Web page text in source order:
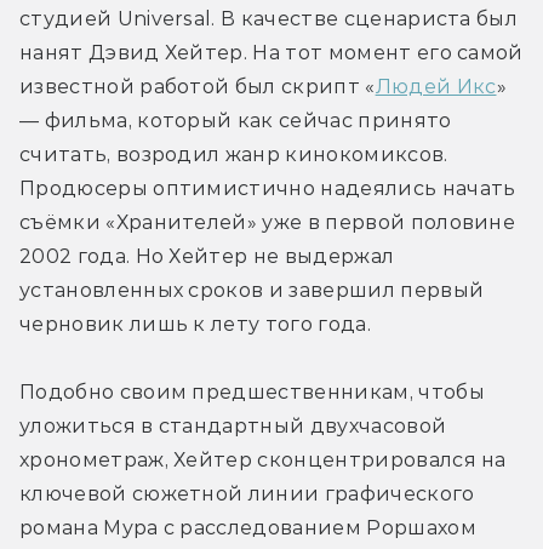
студией Universal. В качестве сценариста был
нанят Дэвид Хейтер. На тот момент его самой
известной работой был скрипт «Людей Икс»
— фильма, который как сейчас принято
считать, возродил жанр кинокомиксов.
Продюсеры оптимистично надеялись начать
съёмки «Хранителей» уже в первой половине
2002 года. Но Хейтер не выдержал
установленных сроков и завершил первый
черновик лишь к лету того года.
Подобно своим предшественникам, чтобы
уложиться в стандартный двухчасовой
хронометраж, Хейтер сконцентрировался на
ключевой сюжетной линии графического
романа Мура с расследованием Роршахом